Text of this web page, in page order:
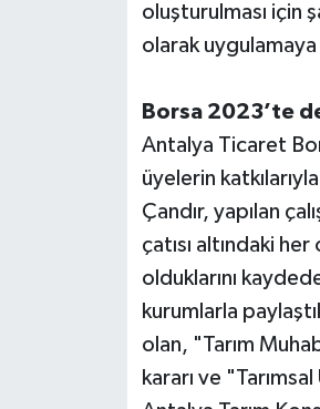
oluşturulması için
olarak
Borsa 2023’te
Antalya Ticaret
üyelerin
Çandır, yapılan
çatısı altındaki
olduklarını
kurumlarla
olan, "Tarım
kararı ve